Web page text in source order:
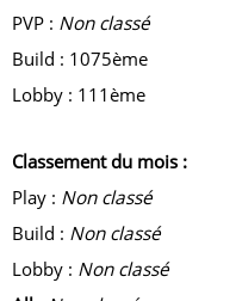
PVP : Non classé
Build : 1075ème
Lobby : 111ème
Classement du mois :
Play : Non classé
Build : Non classé
Lobby : Non classé